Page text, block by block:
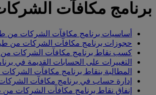
برنامج مكافآت
أساسيات برنامج مكافآت الشركات من
حجوزات برنامج مكافآت الشركات من
كسب نقاط برنامج مكافآت الشركات من
التغييرات على الحسابات القديمة في
المطالبة بنقاط برنامج مكافآت الشركات
إدارة حساب في برنامج مكافآت
إنفاق نقاط برنامج مكافآت الشركات من